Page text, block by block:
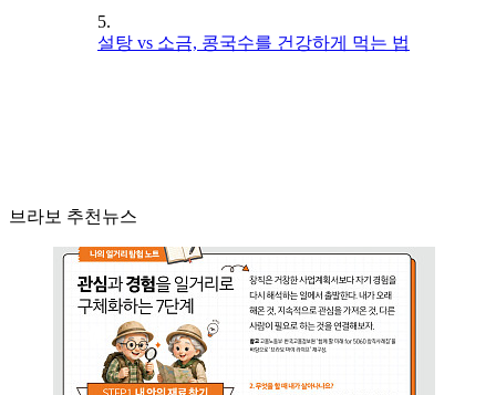
5.
설탕 vs 소금, 콩국수를 건강하게 먹는 법
브라보 추천뉴스